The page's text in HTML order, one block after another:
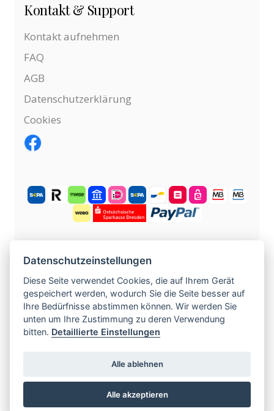
Kontakt & Support
Kontakt aufnehmen
FAQ
AGB
Datenschutzerklärung
Cookies
©2004 -2026tschechische-traumfrauen.de.
Alle Rechte vorbehalten.
KOSTENLOS ANMELDEN
www.europska-zoznamka.sk
seznamka.cz|www.loveineurope.eu|
www.stavdum.cz
Datenschutzeinstellungen
Diese Seite verwendet Cookies, die auf Ihrem Gerät
gespeichert werden, wodurch Sie die Seite besser auf
Ihre Bedürfnisse abstimmen können. Wir werden Sie
unten um Ihre Zustimmung zu deren Verwendung
bitten. Detaillierte Einstellungen
Alle ablehnen
Alle akzeptieren